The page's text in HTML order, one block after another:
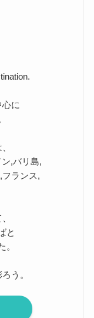
に
,バリ島,
ランス,
と
。
う。